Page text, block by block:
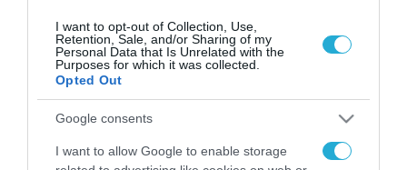
I want to opt-out of Collection, Use,
Retention, Sale, and/or Sharing of my
Personal Data that Is Unrelated with the
Purposes for which it was collected.
Opted Out
Google consents
I want to allow Google to enable storage
ΡΟΗ ΕΙΔΗΣΕΩΝ
Το χρηματοδοτούμενο
από την ΕΕ έργο “The